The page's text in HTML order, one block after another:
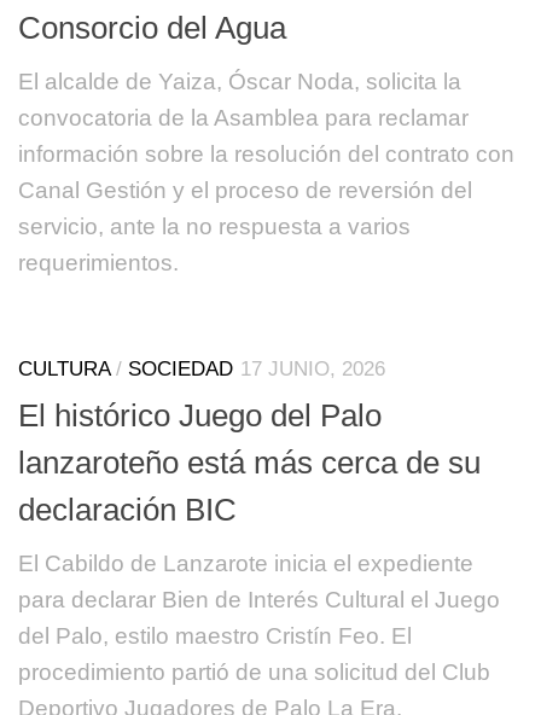
Consorcio del Agua
El alcalde de Yaiza, Óscar Noda, solicita la
convocatoria de la Asamblea para reclamar
información sobre la resolución del contrato con
Canal Gestión y el proceso de reversión del
servicio, ante la no respuesta a varios
requerimientos.
CULTURA/ SOCIEDAD 17 JUNIO, 2026
El histórico Juego del Palo
lanzaroteño está más cerca de su
declaración BIC
El Cabildo de Lanzarote inicia el expediente
para declarar Bien de Interés Cultural el Juego
del Palo, estilo maestro Cristín Feo. El
procedimiento partió de una solicitud del Club
Deportivo Jugadores de Palo La Era.